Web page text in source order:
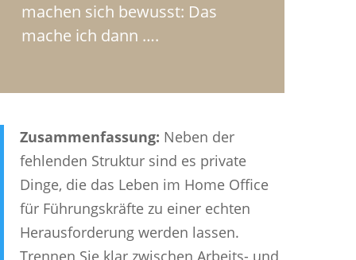
machen sich bewusst: Das
mache ich dann ….
Zusammenfassung: Neben der
fehlenden Struktur sind es private
Dinge, die das Leben im Home Office
für Führungskräfte zu einer echten
Herausforderung werden lassen.
Trennen Sie klar zwischen Arbeits- und